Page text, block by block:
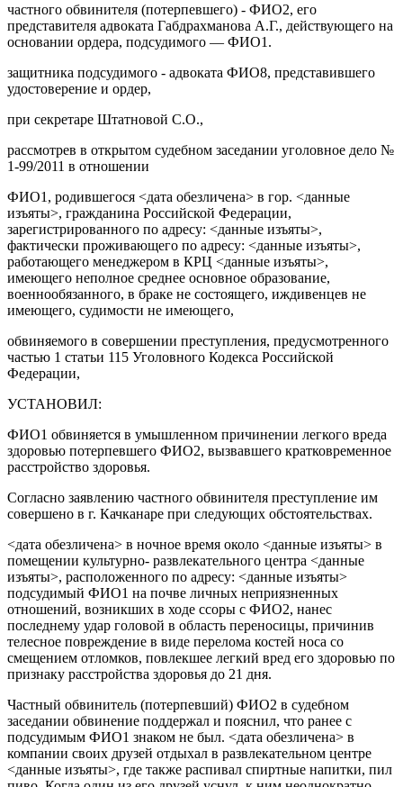
частного обвинителя (потерпевшего) - ФИО2, его
представителя адвоката Габдрахманова А.Г., действующего на
основании ордера, подсудимого — ФИО1.
защитника подсудимого - адвоката ФИО8, представившего
удостоверение и ордер,
при секретаре Штатновой С.О.,
рассмотрев в открытом судебном заседании уголовное дело №
1-99/2011 в отношении
ФИО1, родившегося <дата обезличена> в гор. <данные
изъяты>, гражданина Российской Федерации,
зарегистрированного по адресу: <данные изъяты>,
фактически проживающего по адресу: <данные изъяты>,
работающего менеджером в КРЦ <данные изъяты>,
имеющего неполное среднее основное образование,
военнообязанного, в браке не состоящего, иждивенцев не
имеющего, судимости не имеющего,
обвиняемого в совершении преступления, предусмотренного
частью 1 статьи 115 Уголовного Кодекса Российской
Федерации,
УСТАНОВИЛ:
ФИО1 обвиняется в умышленном причинении легкого вреда
здоровью потерпевшего ФИО2, вызвавшего кратковременное
расстройство здоровья.
Согласно заявлению частного обвинителя преступление им
совершено в г. Качканаре при следующих обстоятельствах.
<дата обезличена> в ночное время около <данные изъяты> в
помещении культурно- развлекательного центра <данные
изъяты>, расположенного по адресу: <данные изъяты>
подсудимый ФИО1 на почве личных неприязненных
отношений, возникших в ходе ссоры с ФИО2, нанес
последнему удар головой в область переносицы, причинив
телесное повреждение в виде перелома костей носа со
смещением отломков, повлекшее легкий вред его здоровью по
признаку расстройства здоровья до 21 дня.
Частный обвинитель (потерпевший) ФИО2 в судебном
заседании обвинение поддержал и пояснил, что ранее с
подсудимым ФИО1 знаком не был. <дата обезличена> в
компании своих друзей отдыхал в развлекательном центре
<данные изъяты>, где также распивал спиртные напитки, пил